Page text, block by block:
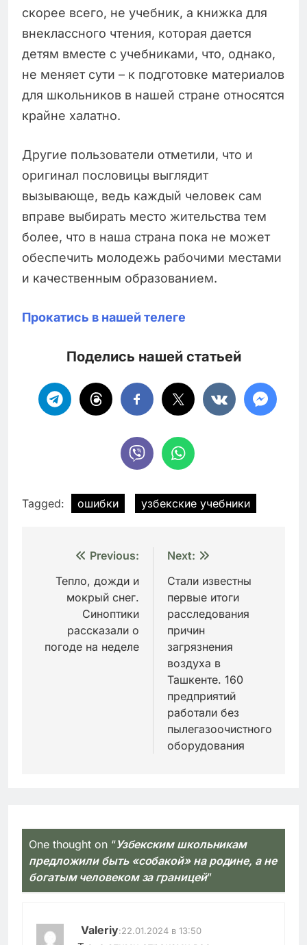
скорее всего, не учебник, а книжка для
внеклассного чтения, которая дается
детям вместе с учебниками, что, однако,
не меняет сути – к подготовке материалов
для школьников в нашей стране относятся
крайне халатно.
Другие пользователи отметили, что и
оригинал пословицы выглядит
вызывающе, ведь каждый человек сам
вправе выбирать место жительства тем
более, что в наша страна пока не может
обеспечить молодежь рабочими местами
и качественным образованием.
Прокатись в нашей телеге
Поделись нашей статьей
Tagged: ошибки узбекские учебники
Навигация
записям
Previous:
Тепло, дожди и
мокрый снег.
Синоптики
рассказали о
погоде на неделе
Next:
Стали известны
первые итоги
расследования
причин
загрязнения
воздуха в
Ташкенте. 160
предприятий
работали без
пылегазоочистного
оборудования
One thought on “Узбекским школьникам
предложили быть «собакой» на родине, а не
богатым человеком за границей”
Valeriy:22.01.2024 в 13:50